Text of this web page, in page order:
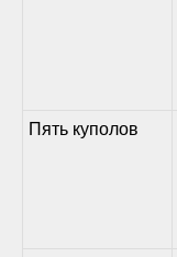
Пять куполов